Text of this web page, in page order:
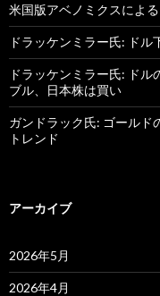
米国版アベノミクスによ
ドラッケンミラー氏: ド
ドラッケンミラー氏: ド
ブル、日本株は買い
ガンドラック氏: ゴールド
トレンド
アーカイブ
2026年5月
2026年4月